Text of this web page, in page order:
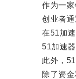
作为一家领
创业者通过
在51加速器
51加速器设
此外，51加
除了资金和